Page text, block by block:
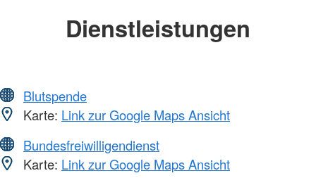
Dienstleistungen
Blutspende
Karte: Link zur Google Maps Ansicht
Bundesfreiwilligendienst
Karte: Link zur Google Maps Ansicht